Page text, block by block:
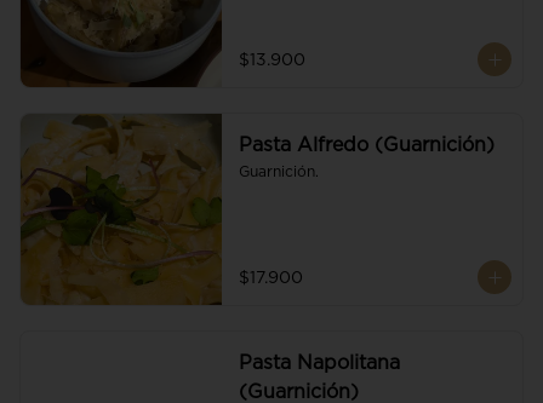
$13.900
Pasta Alfredo (Guarnición)
Guarnición.
$17.900
Pasta Napolitana
(Guarnición)